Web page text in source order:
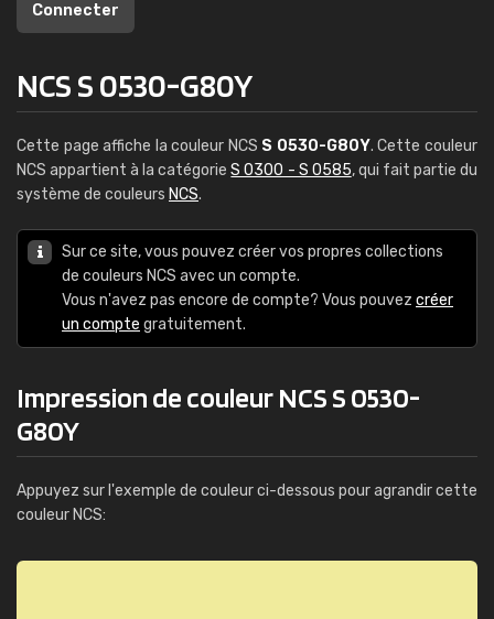
Connecter
NCS S 0530-G80Y
Cette page affiche la couleur NCS S 0530-G80Y. Cette couleur
NCS appartient à la catégorieS 0300 - S 0585, qui fait partie du
système de couleurs NCS.
Sur ce site, vous pouvez créer vos propres collections
de couleurs NCS avec un compte.
Vous n'avez pas encore de compte? Vous pouvez créer
un compte gratuitement.
Impression de couleur NCS S 0530-
G80Y
Appuyez sur l'exemple de couleur ci-dessous pour agrandir cette
couleur NCS: